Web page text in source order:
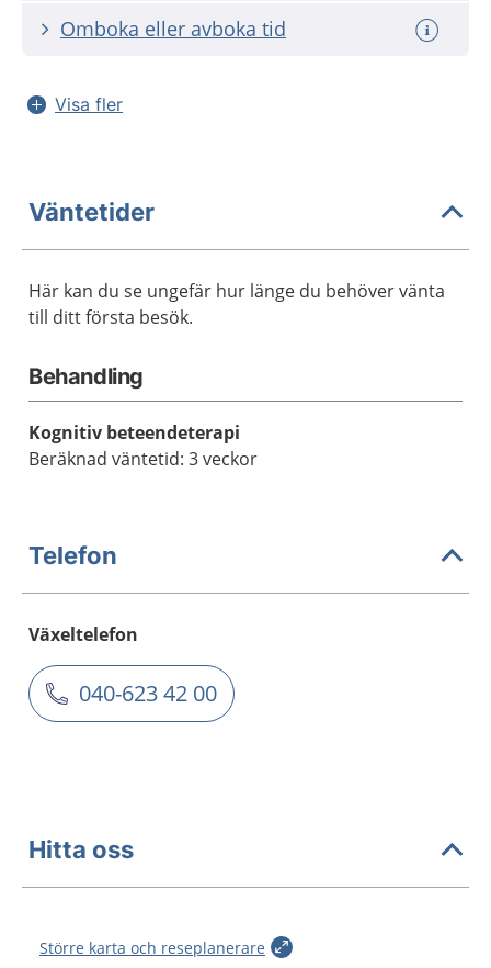
Omboka eller avboka tid
Visa fler
Väntetider
Här kan du se ungefär hur länge du behöver vänta
till ditt första besök.
Behandling
Kognitiv beteendeterapi
Beräknad väntetid: 3 veckor
Telefon
Växeltelefon
040-623 42 00
Hitta oss
Större karta och reseplanerare